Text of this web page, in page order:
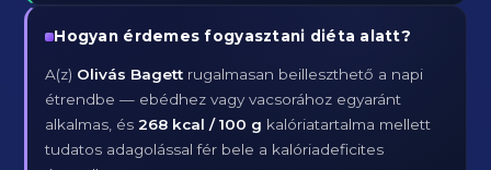
Hogyan érdemes fogyasztani diéta alatt?
A(z) Olivás Bagett rugalmasan beilleszthető a napi
étrendbe — ebédhez vagy vacsorához egyaránt
alkalmas, és268 kcal / 100 g kalóriatartalma mellett
tudatos adagolással fér bele a kalóriadeficites